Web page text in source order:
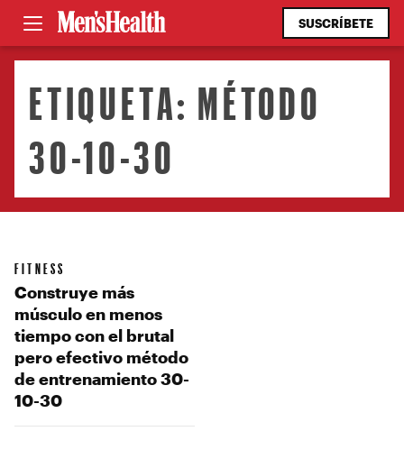
SUSCRÍBETE
ETIQUETA: MÉTODO
30-10-30
FITNESS
Construye más
músculo en menos
tiempo con el brutal
pero efectivo método
de entrenamiento 30-
10-30